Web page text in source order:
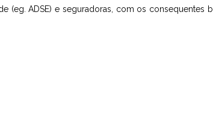
(eg. ADSE) e seguradoras, com os